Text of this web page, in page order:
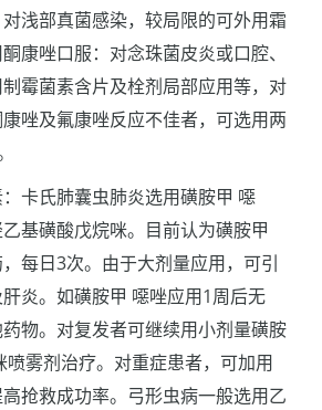
浅部真菌感染，较局限的可外用霜
康唑口服：对念珠菌皮炎或口腔、
霉菌素含片及栓剂局部应用等，对
唑及氟康唑反应不佳者，可选用两
卡氏肺囊虫肺炎选用磺胺甲 噁
基磺酸戊烷咪。目前认为磺胺甲
每日3次。由于大剂量应用，可引
炎。如磺胺甲 噁唑应用1周后无
物。对复发者可继续用小剂量磺胺
喷雾剂治疗。对重症患者，可加用
抢救成功率。弓形虫病一般选用乙